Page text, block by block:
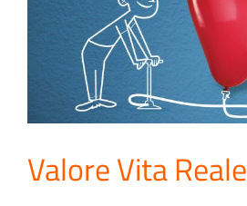
Valore Vita Reale